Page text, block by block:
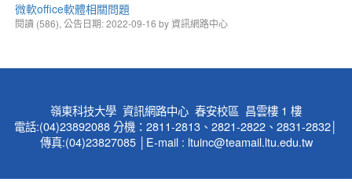
微軟office軟體相關問題
閱讀 (586), 公告日期: 2022-09-16 by 資訊網路中心
嶺東科技大學 資訊網路中心 春安校區 昌雲樓 1 樓
電話:(04)23892088 分機：2811-2813、2821-2822、2831-2832│
傳真:(04)23827085 │E-mail : ltuinc@teamail.ltu.edu.tw